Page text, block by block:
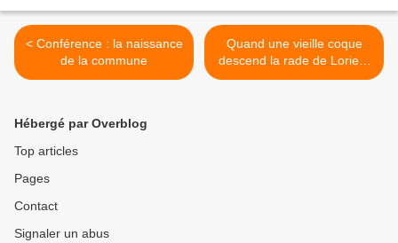
< Conférence : la naissance
de la commune
Quand une vieille coque
descend la rade de Lorient
... >
Hébergé par Overblog
Top articles
Pages
Contact
Signaler un abus